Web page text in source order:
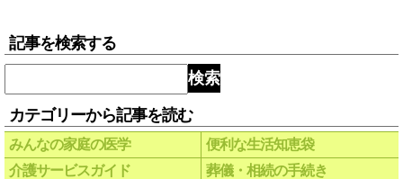
記事を検索する
検索
カテゴリーから記事を読む
みんなの家庭の医学
便利な生活知恵袋
介護サービスガイド
葬儀・相続の手続き